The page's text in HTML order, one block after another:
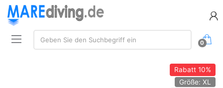
Suche:
Geben Sie den Suchbegriff ein
0
Rabatt10%
Größe: XL